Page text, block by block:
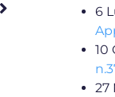
6
10
27